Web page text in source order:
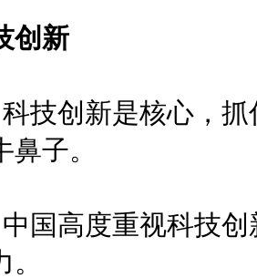
创新
创新是核心，抓
子。
高度重视科技创